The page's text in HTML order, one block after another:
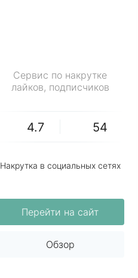
Сервис по накрутке
лайков, подписчиков
4.7 54
Накрутка в социальных сетях
Перейти на сайт
Обзор